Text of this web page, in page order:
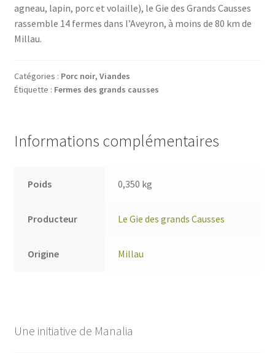
agneau, lapin, porc et volaille), le Gie des Grands Causses
rassemble 14 fermes dans l’Aveyron, à moins de 80 km de
Millau.
Catégories : Porc noir, Viandes
Étiquette : Fermes des grands causses
Informations complémentaires
Poids 0,350 kg
Producteur Le Gie des grands Causses
Origine Millau
Une initiative de Manalia